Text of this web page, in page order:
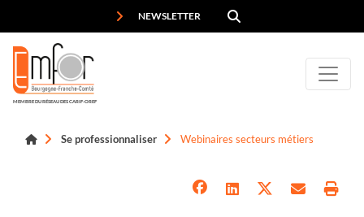
NEWSLETTER
MEMBRE DU RÉSEAU DES CARIF-OREF
Se professionnaliser Webinaires secteurs métiers
Panneau de gestion des cookies